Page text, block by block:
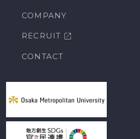
COMPANY
RECRUIT
CONTACT